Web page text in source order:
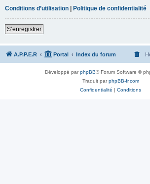
Conditions d’utilisation | Politique de confidentialité
S’enregistrer
A.P.P.E.R Portal Index du forum
Développé parphpBB® Forum Software ©
Traduit parphpBB-fr.com
Confidentialité | Conditions